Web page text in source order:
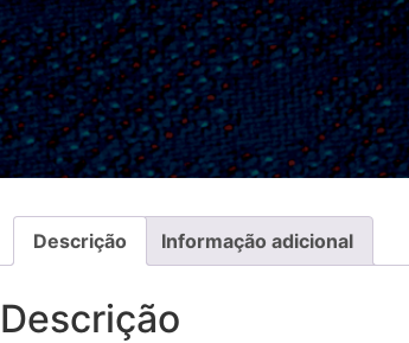
Descrição Informação adicional
Descrição